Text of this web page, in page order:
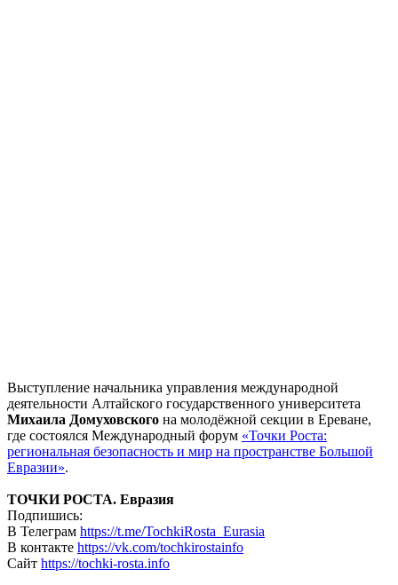
Выступление начальника управления международной
деятельности Алтайского государственного университета
Михаила Домуховского на молодёжной секции в Ереване,
где состоялся Международный форум «Точки Роста:
региональная безопасность и мир на пространстве Большой
Евразии».
ТОЧКИ РОСТА. Евразия
Подпишись:
В Телеграм https://t.me/TochkiRosta_Eurasia
В контакте https://vk.com/tochkirostainfo
Сайт https://tochki-rosta.info